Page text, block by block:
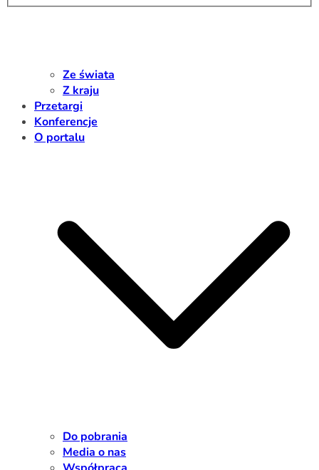
Ze świata
Z kraju
Przetargi
Konferencje
O portalu
Do pobrania
Media o nas